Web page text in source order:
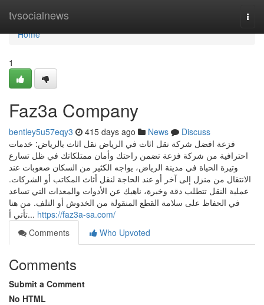
tvsocialnews
Home
Home
1
Faz3a Company
bentley5u57eqy3 415 days ago News
Discuss
فزعة افضل شركة نقل اثاث في الرياض نقل اثاث بالرياض: خدمات
احترافية من شركة فزعة تضمن راحتك وأمان ممتلكاتك في ظل تسارع
وتيرة الحياة في مدينة الرياض، يواجه الكثير من السكان صعوبات عند
الانتقال من منزل إلى آخر أو عند الحاجة لنقل أثاث المكاتب أو الشركات.
عملية النقل تتطلب دقة وخبرة، ناهيك عن الأدوات والمعدات التي تساعد
في الحفاظ على سلامة القطع المنقولة من الخدوش أو التلف. من هنا
تأتي أ... https://faz3a-sa.com/
Comments
Who Upvoted
Comments
Submit a Comment
No HTML